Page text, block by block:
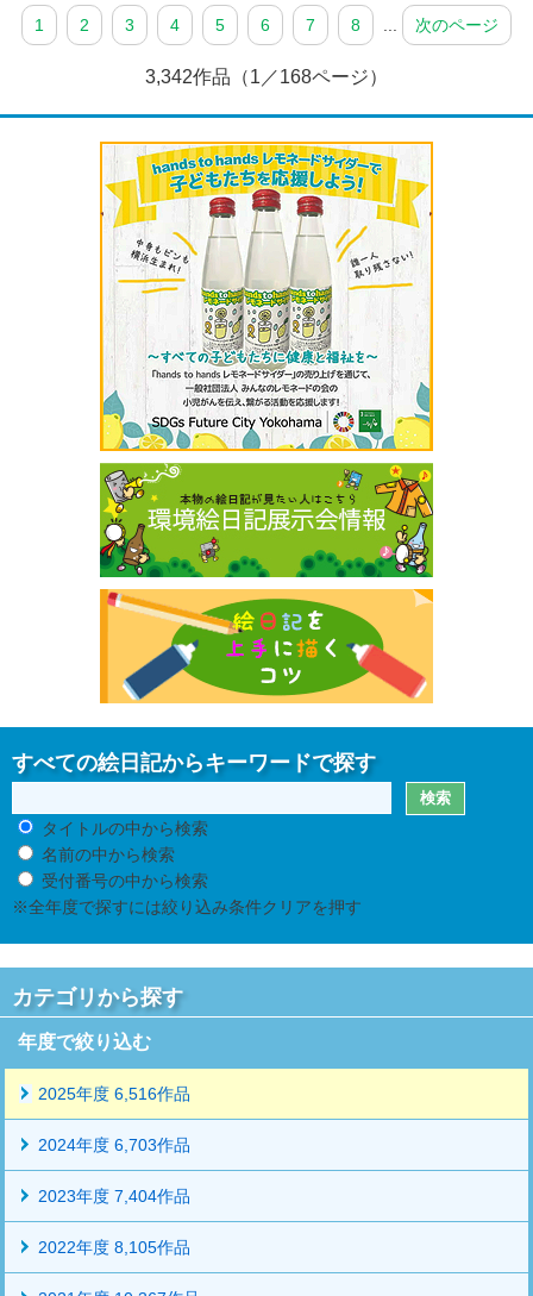
1 2 3 4 5 6 7 8 次のページ
3,342作品（1／168ページ）
すべての絵日記からキーワードで探す
タイトルの中から検索
名前の中から検索
受付番号の中から検索
※全年度で探すには絞り込み条件クリアを押す
カテゴリから探す
年度で絞り込む
2025年度 6,516作品
2024年度 6,703作品
2023年度 7,404作品
2022年度 8,105作品